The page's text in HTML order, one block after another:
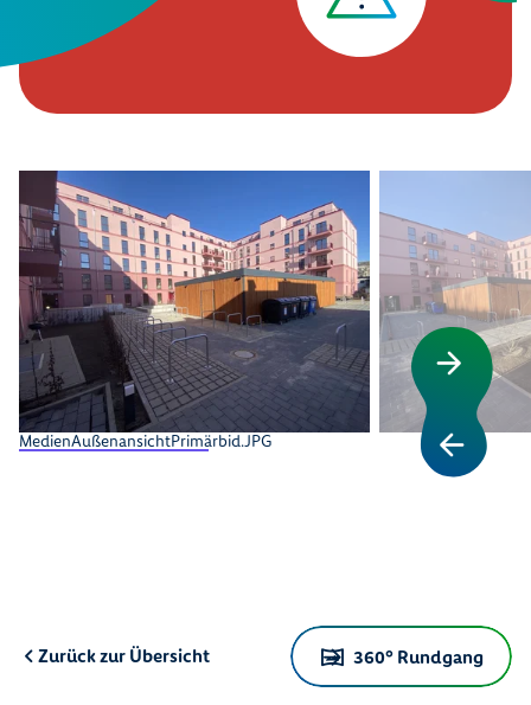
MedienAußenansichtPrimärbid.JPG
Zurück zur Übersicht 360° Rundgang